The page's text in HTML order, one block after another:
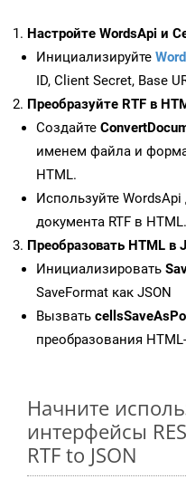
Настройте WordsApi и
Инициализируйте
ID, Client Secret, Base
Преобразуйте RTF в
Создайте
именем файла и
HTML.
Используйте
документа RTF в HTML.
Преобразовать HTML
Инициализировать
SaveFormat как JSON
Вызвать
преобразования
Начните
интерфейсы
RTF to JSON